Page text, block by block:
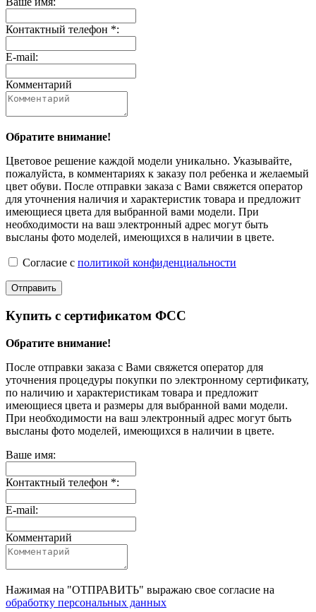
Контактный телефон *:
E-mail:
Комментарий
Обратите внимание!
Цветовое решение каждой модели уникально. Указывайте,
пожалуйста, в комментариях к заказу пол ребенка и желаемый
цвет обуви. После отправки заказа с Вами свяжется оператор
для уточнения наличия и характеристик товара и предложит
имеющиеся цвета для выбранной вами модели. При
необходимости на ваш электронный адрес могут быть
высланы фото моделей, имеющихся в наличии в цвете.
Согласие с политикой конфиденциальности
Отправить
Купить с сертификатом ФСС
Обратите внимание!
После отправки заказа с Вами свяжется оператор для
уточнения процедуры покупки по электронному сертификату,
по наличию и характеристикам товара и предложит
имеющиеся цвета и размеры для выбранной вами модели.
При необходимости на ваш электронный адрес могут быть
высланы фото моделей, имеющихся в наличии в цвете.
Ваше имя:
Контактный телефон *:
E-mail:
Комментарий
Нажимая на "ОТПРАВИТЬ" выражаю свое согласие на
обработку персональных данных